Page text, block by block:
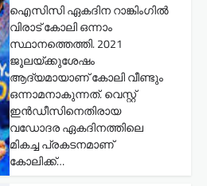
ഐസിസി ഏകദിന റാങ്കിംഗിൽ
വിരാട് കോലി ഒന്നാം
സ്ഥാനത്തെത്തി. 2021
ജൂലയ്ക്കുശേഷം
ആദ്യമായാണ് കോലി വീണ്ടും
ഒന്നാമനാകുന്നത്. വെസ്റ്റ്
ഇൻഡീസിനെതിരായ
വഡോദര ഏകദിനത്തിലെ
മികച്ച പ്രകടനമാണ്
കോലിക്ക്…